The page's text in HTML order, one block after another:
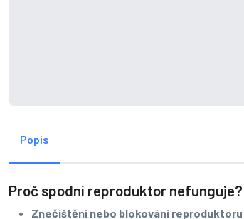
Popis
Proč spodní reproduktor nefunguje?
Znečištění nebo blokování reproduktoru